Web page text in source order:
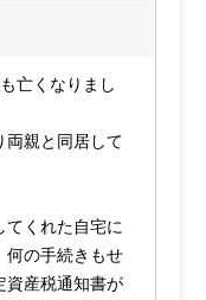
亡くなりまし
両親と同居して
てくれた自宅に
何の手続きもせ
資産税通知書が